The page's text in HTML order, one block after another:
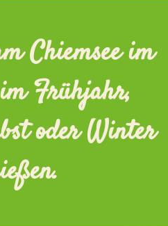
Chiemsee im
Frühjahr,
oder Winter